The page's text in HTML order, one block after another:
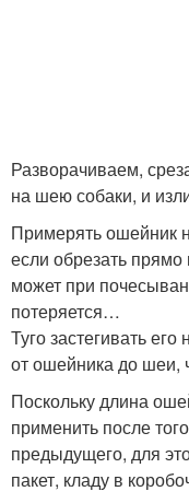
Разворачиваем,
на шею собаки, и
Примерять ошейник
если обрезать прямо
может при
потеряется…
Туго застегивать
от ошейника до шеи,
Поскольку длина
применить после
предыдущего, для
пакет, кладу в